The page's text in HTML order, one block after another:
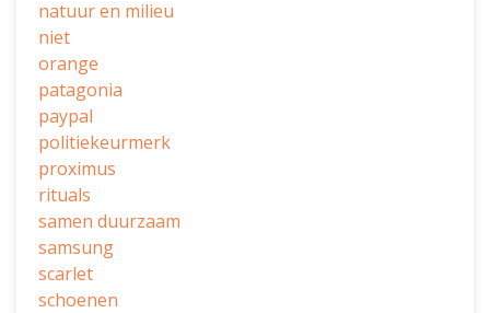
natuur en milieu
niet
orange
patagonia
paypal
politiekeurmerk
proximus
rituals
samen duurzaam
samsung
scarlet
schoenen